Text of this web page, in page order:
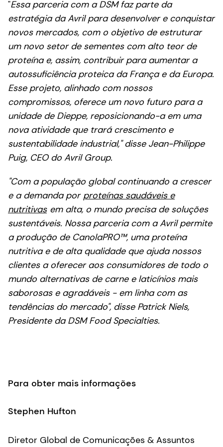
"Essa parceria com a DSM faz parte da
estratégia da Avril para desenvolver e conquistar
novos mercados, com o objetivo de estruturar
um novo setor de sementes com alto teor de
proteína e, assim, contribuir para aumentar a
autossuficiência proteica da França e da Europa.
Esse projeto, alinhado com nossos
compromissos, oferece um novo futuro para a
unidade de Dieppe, reposicionando-a em uma
nova atividade que trará crescimento e
sustentabilidade industrial," disse Jean-Philippe
Puig, CEO do Avril Group.
"Com a população global continuando a crescer
e a demanda por proteínas saudáveis e
nutritivas em alta, o mundo precisa de soluções
sustentáveis. Nossa parceria com a Avril permite
a produção de CanolaPRO™, uma proteína
nutritiva e de alta qualidade que ajuda nossos
clientes a oferecer aos consumidores de todo o
mundo alternativas de carne e laticínios mais
saborosas e agradáveis - em linha com as
tendências do mercado", disse Patrick Niels,
Presidente da DSM Food Specialties.
Para obter mais informações
Stephen Hufton
Diretor Global de Comunicações & Assuntos